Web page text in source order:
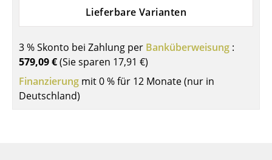
Konferenztische
Kindertische
Gartentische
Servierwagen
Lieferbare Varianten
3 % Skonto bei Zahlung per Banküberweisung :
579,09 €(Sie sparen 17,91 €)
Finanzierung mit 0 % für 12 Monate (nur in
Deutschland)